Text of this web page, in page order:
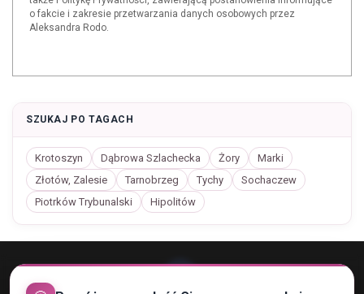
o fakcie i zakresie przetwarzania danych osobowych przez
Aleksandra Rodo.
SZUKAJ PO TAGACH
Krotoszyn Dąbrowa Szlachecka Żory
Marki
Złotów, Zalesie
Tarnobrzeg Tychy
Sochaczew
Piotrków Trybunalski
Hipolitów